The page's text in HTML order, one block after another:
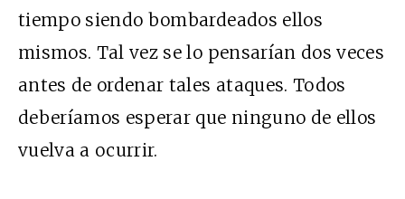
tiempo siendo bombardeados ellos
mismos. Tal vez se lo pensarían dos veces
antes de ordenar tales ataques. Todos
deberíamos esperar que ninguno de ellos
vuelva a ocurrir.